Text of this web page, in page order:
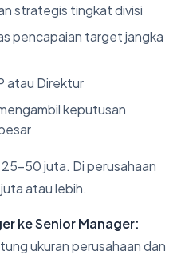
strategis tingkat divisi
pencapaian target jangka
atau Direktur
keputusan
50 juta. Di perusahaan
atau lebih.
ke Senior Manager:
ukuran perusahaan dan